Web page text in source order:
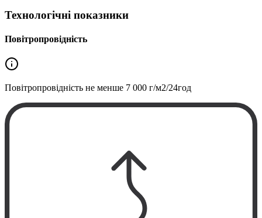
Технологічні показники
Повітропровідність
Повітропровідність не менше 7 000 г/м2/24год